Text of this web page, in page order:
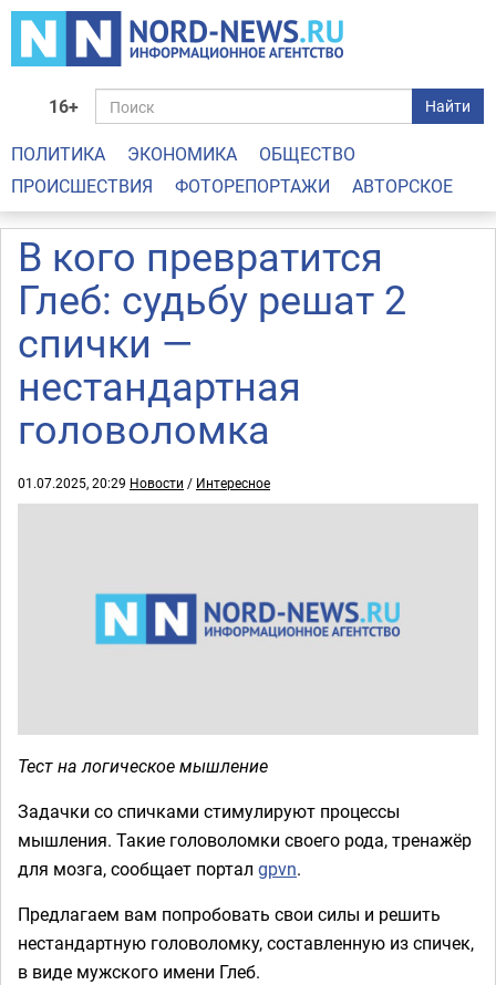
16+ Найти
ПОЛИТИКА ЭКОНОМИКА
ОБЩЕСТВО
ПРОИСШЕСТВИЯ
ФОТОРЕПОРТАЖИ АВТОРСКОЕ
В кого превратится
Глеб: судьбу решат 2
спички —
нестандартная
головоломка
01.07.2025, 20:29 Новости / Интересное
Тест на логическое мышление
Задачки со спичками стимулируют процессы
мышления. Такие головоломки своего рода, тренажёр
для мозга, сообщает портал gpvn.
Предлагаем вам попробовать свои силы и решить
нестандартную головоломку, составленную из спичек,
в виде мужского имени Глеб.